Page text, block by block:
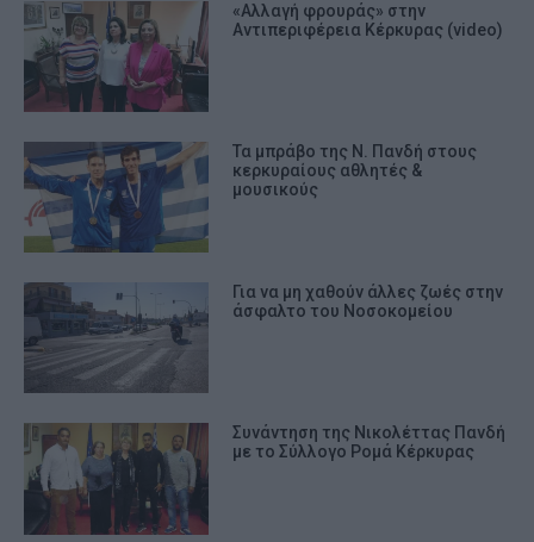
«Αλλαγή φρουράς» στην
Αντιπεριφέρεια Κέρκυρας (video)
Τα μπράβο της Ν. Πανδή στους
κερκυραίους αθλητές &
μουσικούς
Για να μη χαθούν άλλες ζωές στην
άσφαλτο του Νοσοκομείου
Συνάντηση της Νικολέττας Πανδή
με το Σύλλογο Ρομά Κέρκυρας